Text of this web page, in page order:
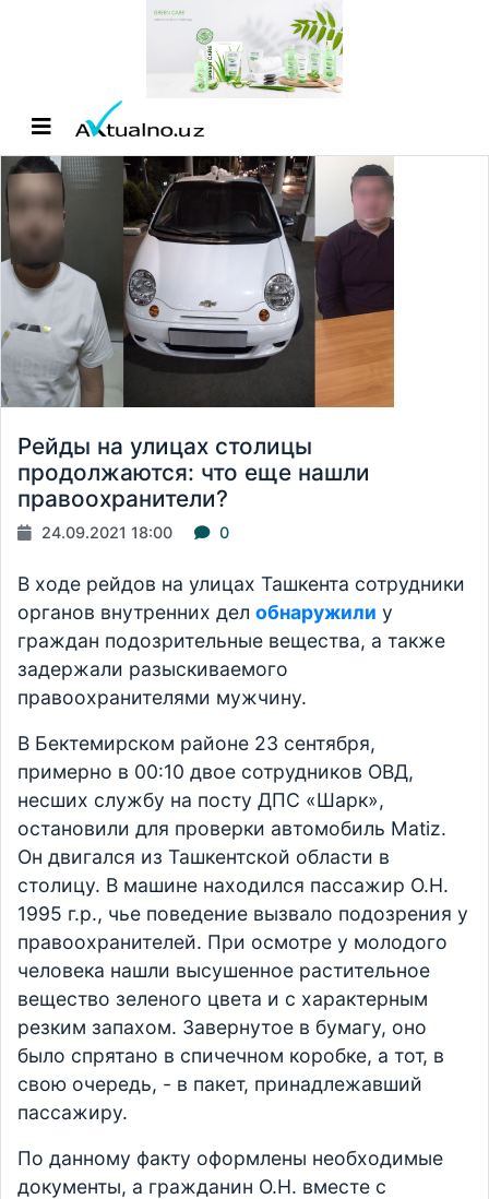
Рейды на улицах столицы
продолжаются: что еще нашли
правоохранители?
24.09.2021 18:00 0
В ходе рейдов на улицах Ташкента сотрудники
органов внутренних дел обнаружили у
граждан подозрительные вещества, а также
задержали разыскиваемого
правоохранителями мужчину.
В Бектемирском районе 23 сентября,
примерно в 00:10 двое сотрудников ОВД,
несших службу на посту ДПС «Шарк»,
остановили для проверки автомобиль Matiz.
Он двигался из Ташкентской области в
столицу. В машине находился пассажир О.Н.
1995 г.р., чье поведение вызвало подозрения у
правоохранителей. При осмотре у молодого
человека нашли высушенное растительное
вещество зеленого цвета и с характерным
резким запахом. Завернутое в бумагу, оно
было спрятано в спичечном коробке, а тот, в
свою очередь, - в пакет, принадлежавший
пассажиру.
По данному факту оформлены необходимые
документы, а гражданин О.Н. вместе с